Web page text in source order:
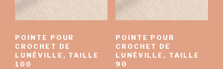
POINTE POUR
CROCHET DE
LUNÉVILLE, TAILLE
100
POINTE POUR
CROCHET DE
LUNÉVILLE, TAILLE
90